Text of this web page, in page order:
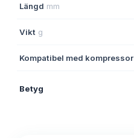
Längd mm
Vikt g
Kompatibel med kompressor
Betyg